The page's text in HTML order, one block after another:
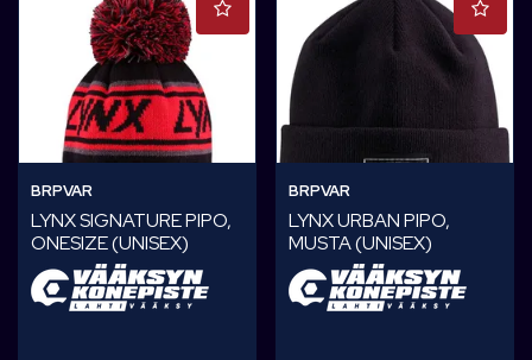
BRPVAR
LYNX SIGNATURE PIPO,
ONESIZE (UNISEX)
BRPVAR
LYNX URBAN PIPO,
MUSTA (UNISEX)